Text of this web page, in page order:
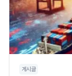
게시글